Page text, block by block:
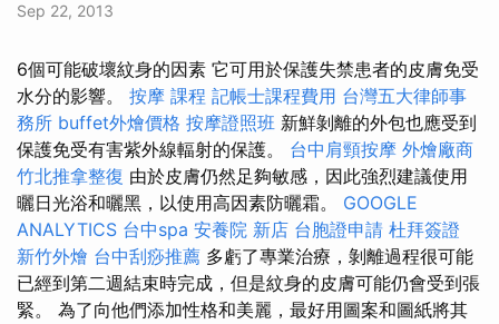
Sep 22, 2013
6個可能破壞紋身的因素 它可用於保護失禁患者的皮膚免受
水分的影響。 按摩 課程 記帳士課程費用 台灣五大律師事
務所 buffet外燴價格 按摩證照班 新鮮剝離的外包也應受到
保護免受有害紫外線輻射的保護。 台中肩頸按摩 外燴廠商
竹北推拿整復 由於皮膚仍然足夠敏感，因此強烈建議使用
曬日光浴和曬黑，以使用高因素防曬霜。 GOOGLE
ANALYTICS 台中spa 安養院 新店 台胞證申請 杜拜簽證
新竹外燴 台中刮痧推薦 多虧了專業治療，剝離過程很可能
已經到第二週結束時完成，但是紋身的皮膚可能仍會受到張
緊。 為了向他們添加性格和美麗，最好用圖案和圖紙將其